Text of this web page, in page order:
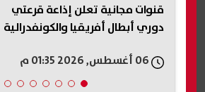
قنوات مجانية تعلن إذاعة قرعتي
دوري أبطال أفريقيا والكونفدرالية